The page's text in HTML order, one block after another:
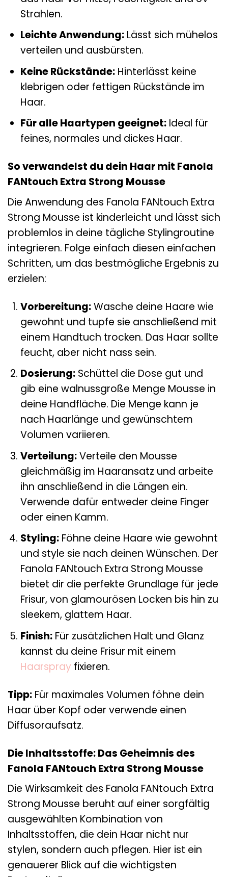
Strahlen.
Leichte Anwendung:Lässt sich mühelos
verteilen und ausbürsten.
Keine Rückstände:Hinterlässt keine
klebrigen oder fettigen Rückstände im
Haar.
Für alle Haartypen geeignet:Ideal für
feines, normales und dickes Haar.
So verwandelst du dein Haar mit Fanola
FANtouch Extra Strong Mousse
Die Anwendung des Fanola FANtouch Extra
Strong Mousse ist kinderleicht und lässt sich
problemlos in deine tägliche Stylingroutine
integrieren. Folge einfach diesen einfachen
Schritten, um das bestmögliche Ergebnis zu
erzielen:
Vorbereitung:Wasche deine Haare wie
gewohnt und tupfe sie anschließend mit
einem Handtuch trocken. Das Haar sollte
feucht, aber nicht nass sein.
Dosierung:Schüttel die Dose gut und
gib eine walnussgroße Menge Mousse in
deine Handfläche. Die Menge kann je
nach Haarlänge und gewünschtem
Volumen variieren.
Verteilung:Verteile den Mousse
gleichmäßig im Haaransatz und arbeite
ihn anschließend in die Längen ein.
Verwende dafür entweder deine Finger
oder einen Kamm.
Styling:Föhne deine Haare wie gewohnt
und style sie nach deinen Wünschen. Der
Fanola FANtouch Extra Strong Mousse
bietet dir die perfekte Grundlage für jede
Frisur, von glamourösen Locken bis hin zu
sleekem, glattem Haar.
Finish:Für zusätzlichen Halt und Glanz
kannst du deine Frisur mit einem
Haarsprayfixieren.
Tipp: Für maximales Volumen föhne dein
Haar über Kopf oder verwende einen
Diffusoraufsatz.
Die Inhaltsstoffe: Das Geheimnis des
Fanola FANtouch Extra Strong Mousse
Die Wirksamkeit des Fanola FANtouch Extra
Strong Mousse beruht auf einer sorgfältig
ausgewählten Kombination von
Inhaltsstoffen, die dein Haar nicht nur
stylen, sondern auch pflegen. Hier ist ein
genauerer Blick auf die wichtigsten